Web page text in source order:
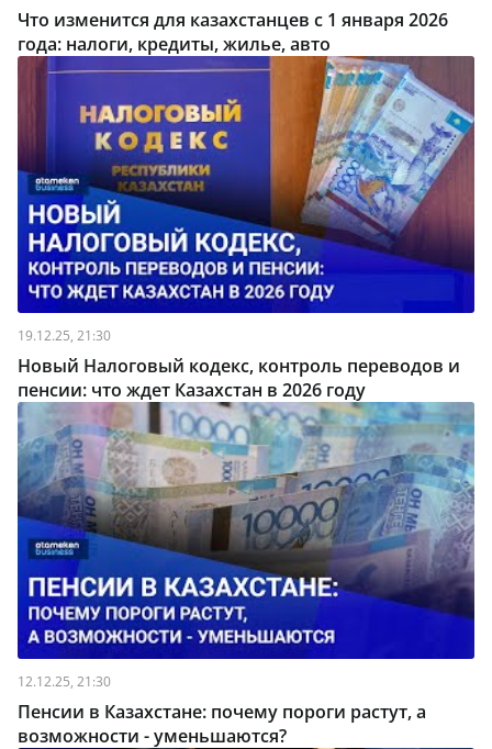
Что изменится для казахстанцев с 1 января 2026
года: налоги, кредиты, жилье, авто
19.12.25, 21:30
Новый Налоговый кодекс, контроль переводов и
пенсии: что ждет Казахстан в 2026 году
12.12.25, 21:30
Пенсии в Казахстане: почему пороги растут, а
возможности - уменьшаются?